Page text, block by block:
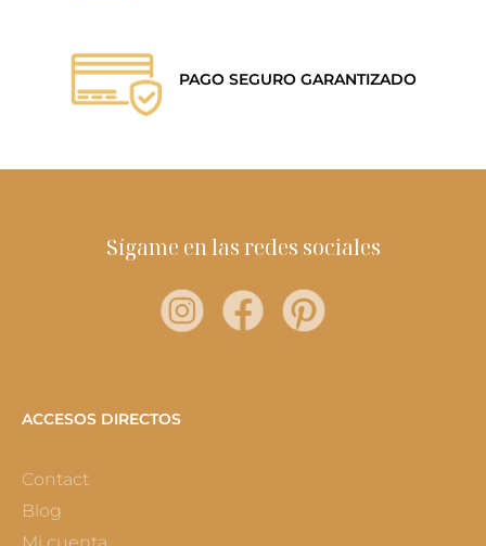
PAGO SEGURO GARANTIZADO
Sígame en las redes sociales
ACCESOS DIRECTOS
Contact
Blog